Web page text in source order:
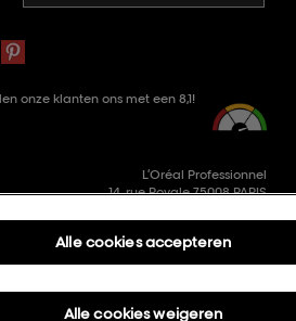
onze klanten ons met een 8,1!
L’Oréal Professionnel
14, rue Royale 75008 PARIS
Alle cookies weigeren
Alle cookies accepteren